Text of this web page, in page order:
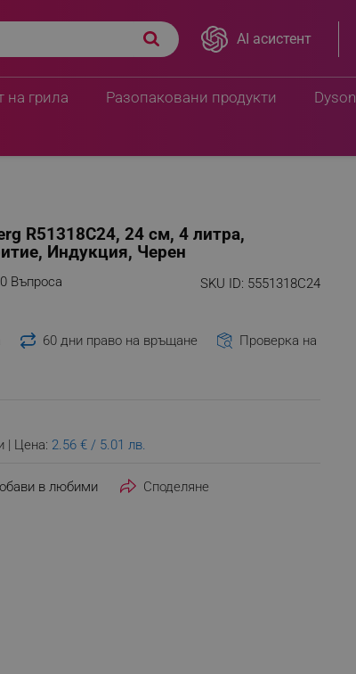
AI асистент
на грила Разопаковани продукти Dyson
R51318C24, 24 см, 4 литра,
Индукция, Черен
SKU ID: 5551318C24
0 Въпроса
60 дни право на връщане
Проверка на
| Цена: 2.56 € / 5.01 лв.
Споделяне